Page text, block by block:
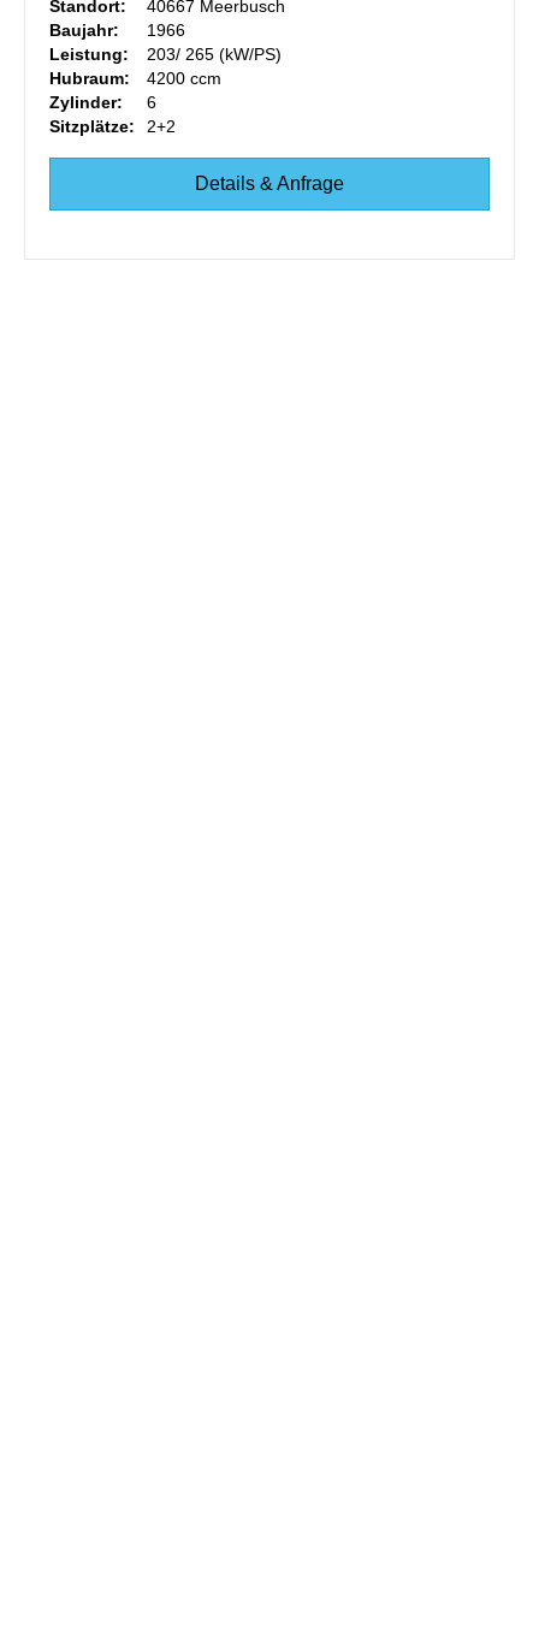
Standort:
40667 Meerbusch
Baujahr:
1966
Leistung:
203/ 265 (kW/PS)
Hubraum:
4200 ccm
Zylinder:
6
Sitzplätze:
2+2
Details & Anfrage